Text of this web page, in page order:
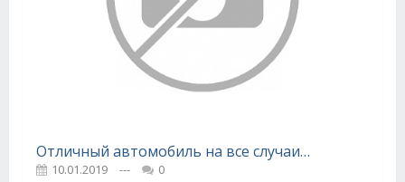
Отличный автомобиль на все случаи жизни! :)
10.01.2019 ---
0